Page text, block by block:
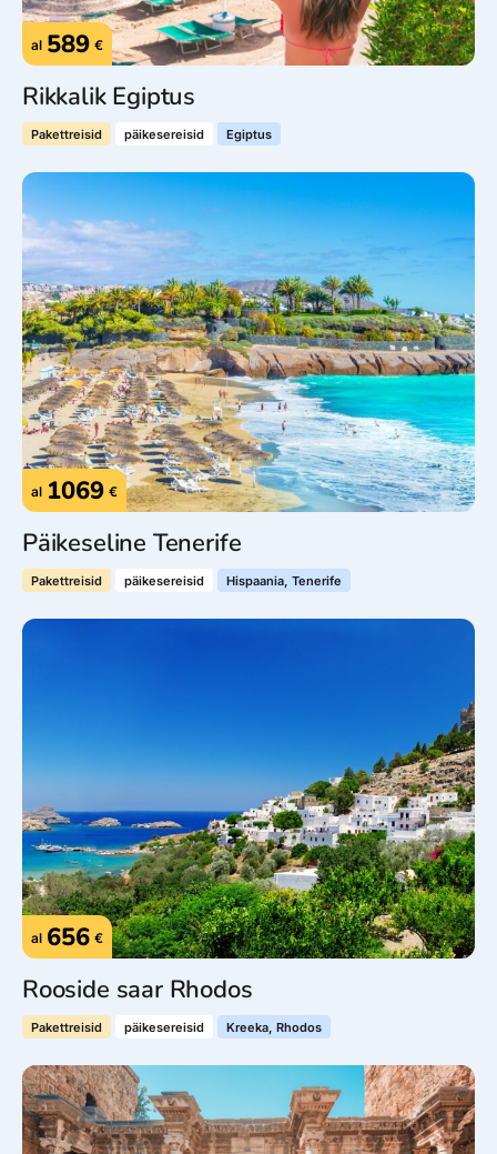
al 589 €
Rikkalik Egiptus
Pakettreisid päikesereisid Egiptus
al 1069 €
Päikeseline Tenerife
Pakettreisid päikesereisid Hispaania, Tenerife
al 656 €
Rooside saar Rhodos
Pakettreisid päikesereisid Kreeka, Rhodos